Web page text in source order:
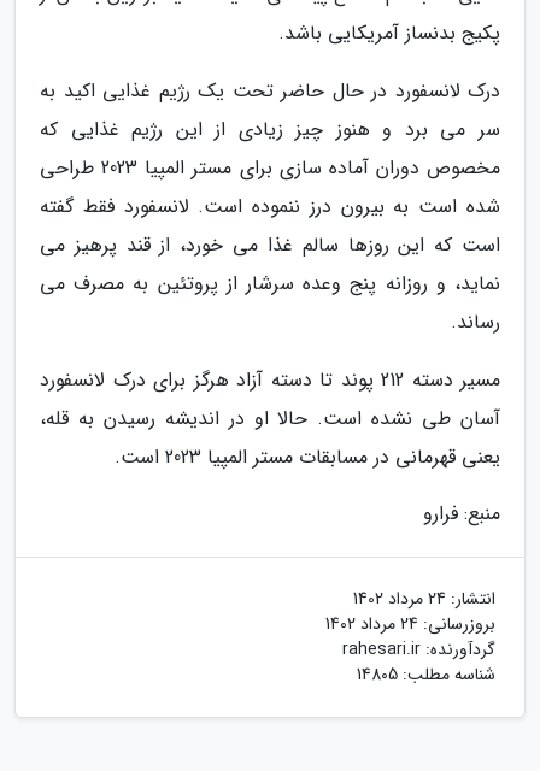
پکیج بدنساز آمریکایی باشد.
درک لانسفورد در حال حاضر تحت یک رژیم غذایی اکید به
سر می برد و هنوز چیز زیادی از این رژیم غذایی که
مخصوص دوران آماده سازی برای مستر المپیا 2023 طراحی
شده است به بیرون درز ننموده است. لانسفورد فقط گفته
است که این روزها سالم غذا می خورد، از قند پرهیز می
نماید، و روزانه پنج وعده سرشار از پروتئین به مصرف می
رساند.
مسیر دسته 212 پوند تا دسته آزاد هرگز برای درک لانسفورد
آسان طی نشده است. حالا او در اندیشه رسیدن به قله،
یعنی قهرمانی در مسابقات مستر المپیا 2023 است.
منبع: فرارو
انتشار: 24 مرداد 1402
بروزرسانی: 24 مرداد 1402
گردآورنده: rahesari.ir
شناسه مطلب: 14805